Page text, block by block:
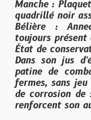
Manche :
quadrillé noir
Bélière :
toujours présent
État de
Dans son jus
patine de
fermes, sans
de corrosion de
renforcent son